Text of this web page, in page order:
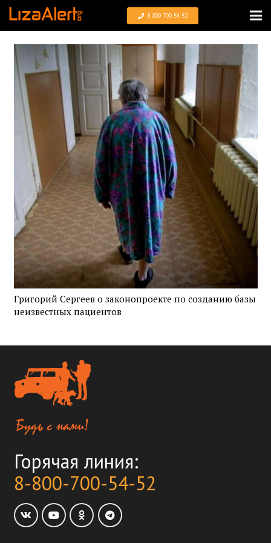
8 800 700 54 52
Григорий Сергеев о законопроекте по созданию базы
неизвестных пациентов
Горячая линия:
8-800-700-54-52